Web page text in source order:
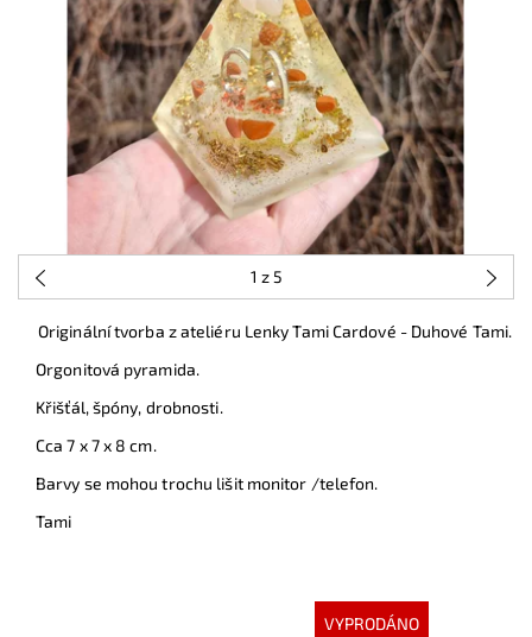
1 z 5
Originální tvorba z ateliéru Lenky Tami Cardové - Duhové Tami.
Orgonitová pyramida.
Křišťál, špóny, drobnosti.
Cca 7 x 7 x 8 cm.
Barvy se mohou trochu lišit monitor /telefon.
Tami
VYPRODÁNO